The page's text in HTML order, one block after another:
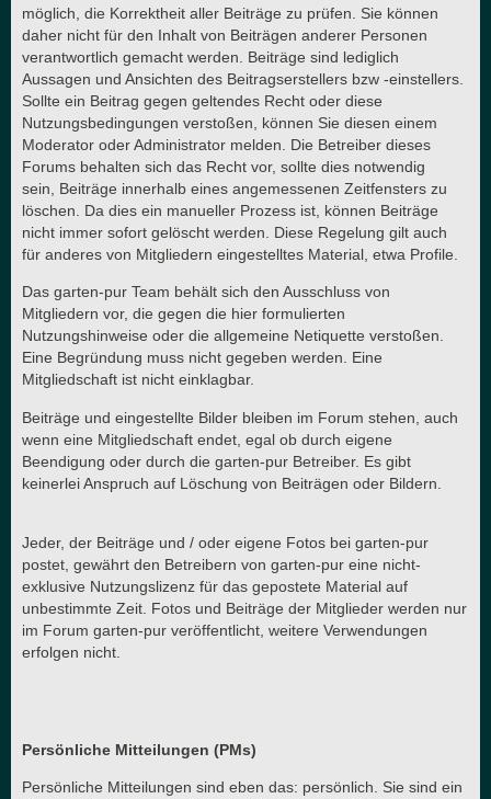
möglich, die Korrektheit aller Beiträge zu prüfen. Sie können
daher nicht für den Inhalt von Beiträgen anderer Personen
verantwortlich gemacht werden. Beiträge sind lediglich
Aussagen und Ansichten des Beitragserstellers bzw -einstellers.
Sollte ein Beitrag gegen geltendes Recht oder diese
Nutzungsbedingungen verstoßen, können Sie diesen einem
Moderator oder Administrator melden. Die Betreiber dieses
Forums behalten sich das Recht vor, sollte dies notwendig
sein, Beiträge innerhalb eines angemessenen Zeitfensters zu
löschen. Da dies ein manueller Prozess ist, können Beiträge
nicht immer sofort gelöscht werden. Diese Regelung gilt auch
für anderes von Mitgliedern eingestelltes Material, etwa Profile.
Das garten-pur Team behält sich den Ausschluss von
Mitgliedern vor, die gegen die hier formulierten
Nutzungshinweise oder die allgemeine Netiquette verstoßen.
Eine Begründung muss nicht gegeben werden. Eine
Mitgliedschaft ist nicht einklagbar.
Beiträge und eingestellte Bilder bleiben im Forum stehen, auch
wenn eine Mitgliedschaft endet, egal ob durch eigene
Beendigung oder durch die garten-pur Betreiber. Es gibt
keinerlei Anspruch auf Löschung von Beiträgen oder Bildern.
Jeder, der Beiträge und / oder eigene Fotos bei garten-pur
postet, gewährt den Betreibern von garten-pur eine nicht-
exklusive Nutzungslizenz für das gepostete Material auf
unbestimmte Zeit. Fotos und Beiträge der Mitglieder werden nur
im Forum garten-pur veröffentlicht, weitere Verwendungen
erfolgen nicht.
Persönliche Mitteilungen (PMs)
Persönliche Mitteilungen sind eben das: persönlich. Sie sind ein